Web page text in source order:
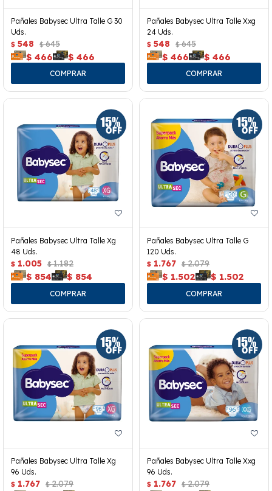
Pañales Babysec Ultra Talle G 30
Uds.
$ 548 $ 645
$ 466 $ 466
Pañales Babysec Ultra Talle Xxg
24 Uds.
$ 548 $ 645
$ 466 $ 466
Pañales Babysec Ultra Talle Xg
48 Uds.
$ 1.005 $ 1.182
$ 854 $ 854
Pañales Babysec Ultra Talle G
120 Uds.
$ 1.767 $ 2.079
$ 1.502 $ 1.502
Pañales Babysec Ultra Talle Xg
96 Uds.
$ 1.767 $ 2.079
Pañales Babysec Ultra Talle Xxg
96 Uds.
$ 1.767 $ 2.079